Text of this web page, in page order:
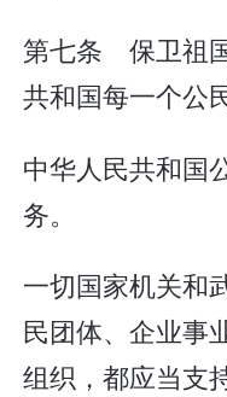
第七条 保卫祖
共和国每一个公
中华人民共和国
务。
一切国家机关和
民团体、企业事
组织，都应当支